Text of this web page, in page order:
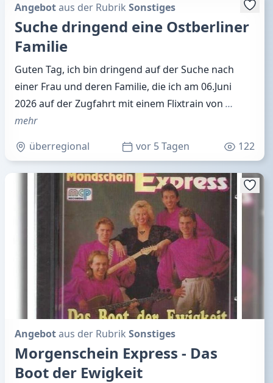
Angebotaus der Rubrik Sonstiges
Suche dringend eine Ostberliner
Familie
Guten Tag, ich bin dringend auf der Suche nach
einer Frau und deren Familie, die ich am 06.Juni
2026 auf der Zugfahrt mit einem Flixtrain von …
mehr
überregional
vor 5 Tagen 122
Angebotaus der Rubrik Sonstiges
Morgenschein Express - Das
Boot der Ewigkeit